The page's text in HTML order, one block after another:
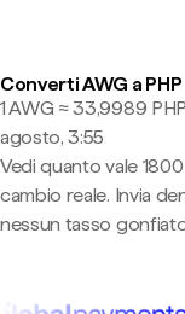
Converti AWG a PHP
1 AWG ≈ 33,9989
agosto, 3:55
Vedi quanto vale
cambio reale. Invia
nessun tasso